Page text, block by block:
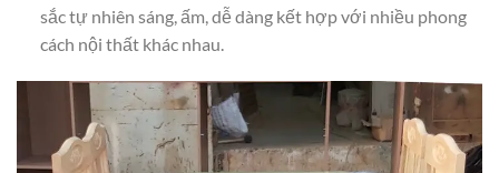
sắc tự nhiên sáng, ấm, dễ dàng kết hợp với nhiều phong
cách nội thất khác nhau.